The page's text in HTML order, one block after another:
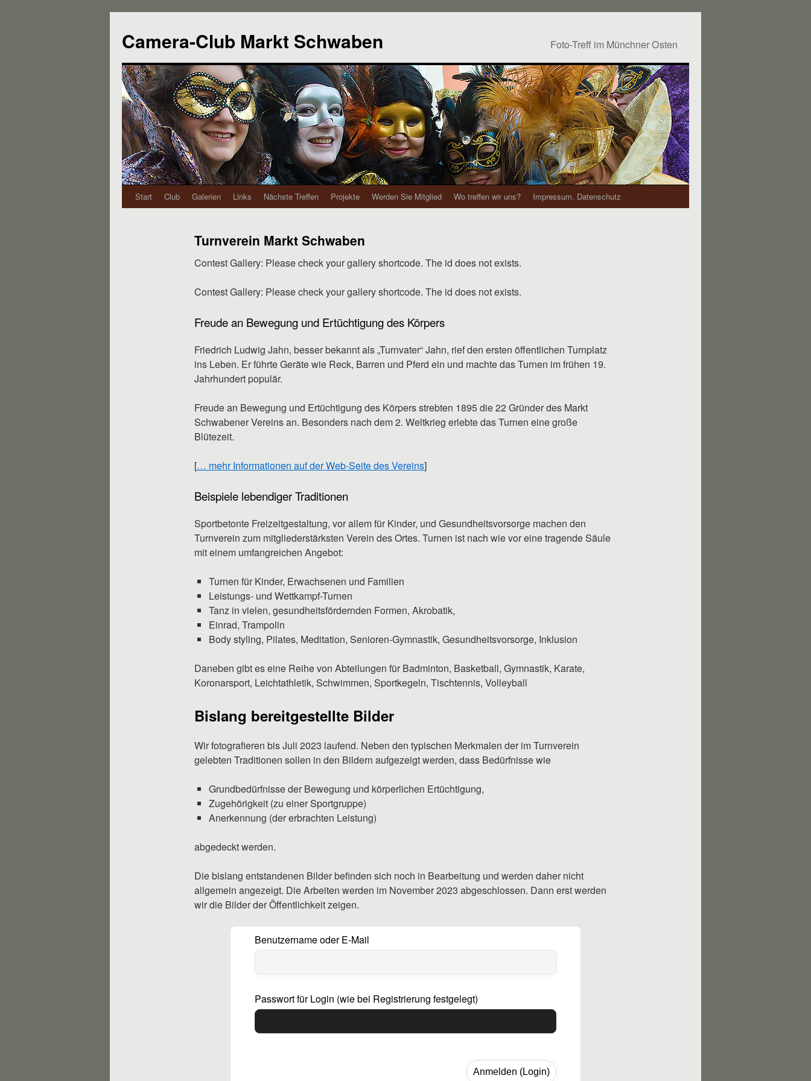
Camera-Club Markt Schwaben Foto-Treff im Münchner Osten
Start Club Galerien Links Nächste Treffen Projekte Werden Sie Mitglied Wo treffen wir uns? Impressum, Datenschutz
Turnverein Markt Schwaben
Contest Gallery: Please check your gallery shortcode. The id does not exists.
Contest Gallery: Please check your gallery shortcode. The id does not exists.
Freude an Bewegung und Ertüchtigung des Körpers
Friedrich Ludwig Jahn, besser bekannt als „Turnvater“ Jahn, rief den ersten öffentlichen Turnplatz
ins Leben. Er führte Geräte wie Reck, Barren und Pferd ein und machte das Turnen im frühen 19.
Jahrhundert populär.
Freude an Bewegung und Ertüchtigung des Körpers strebten 1895 die 22 Gründer des Markt
Schwabener Vereins an. Besonders nach dem 2. Weltkrieg erlebte das Turnen eine große
Blütezeit.
[… mehr Informationen auf der Web-Seite des Vereins]
Beispiele lebendiger Traditionen
Sportbetonte Freizeitgestaltung, vor allem für Kinder, und Gesundheitsvorsorge machen den
Turnverein zum mitgliederstärksten Verein des Ortes. Turnen ist nach wie vor eine tragende Säule
mit einem umfangreichen Angebot:
Turnen für Kinder, Erwachsenen und Familien
Leistungs- und Wettkampf-Turnen
Tanz in vielen, gesundheitsfördernden Formen, Akrobatik,
Einrad, Trampolin
Body styling, Pilates, Meditation, Senioren-Gymnastik, Gesundheitsvorsorge, Inklusion
Daneben gibt es eine Reihe von Abteilungen für Badminton, Basketball, Gymnastik, Karate,
Koronarsport, Leichtathletik, Schwimmen, Sportkegeln, Tischtennis, Volleyball
Bislang bereitgestellte Bilder
Wir fotografieren bis Juli 2023 laufend. Neben den typischen Merkmalen der im Turnverein
gelebten Traditionen sollen in den Bildern aufgezeigt werden, dass Bedürfnisse wie
Grundbedürfnisse der Bewegung und körperlichen Ertüchtigung,
Zugehörigkeit (zu einer Sportgruppe)
Anerkennung (der erbrachten Leistung)
abgedeckt werden.
Die bislang entstandenen Bilder befinden sich noch in Bearbeitung und werden daher nicht
allgemein angezeigt. Die Arbeiten werden im November 2023 abgeschlossen. Dann erst werden
wir die Bilder der Öffentlichkeit zeigen.
Benutzername oder E-Mail
Passwort für Login (wie bei Registrierung festgelegt)
Anmelden (Login)